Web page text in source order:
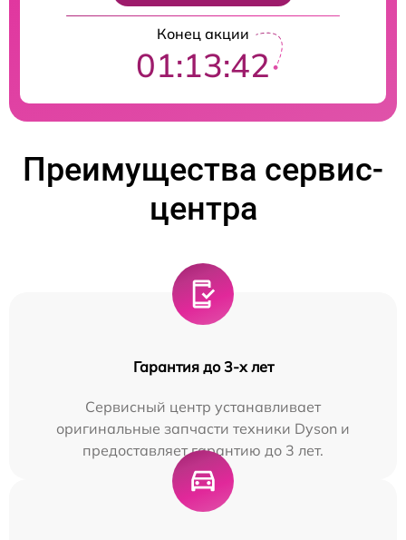
Конец акции
01:13:41
Преимущества сервис-
центра
Гарантия до 3-х лет
Сервисный центр устанавливает
оригинальные запчасти техники Dyson и
предоставляет гарантию до 3 лет.